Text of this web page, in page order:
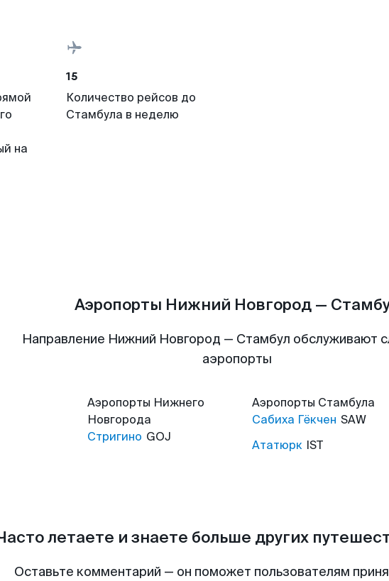
на
15
Количество рейсов до
Стамбула в неделю
Аэропорты Нижний Новгород —
Направление Нижний Новгород — Стамбул обслуживают
аэропорты
Аэропорты Нижнего
Новгорода
Стригино GOJ
Аэропорты Стамбула
Сабиха Гёкчен SAW
Ататюрк IST
летаете и знаете больше других
Оставьте комментарий — он поможет пользователям